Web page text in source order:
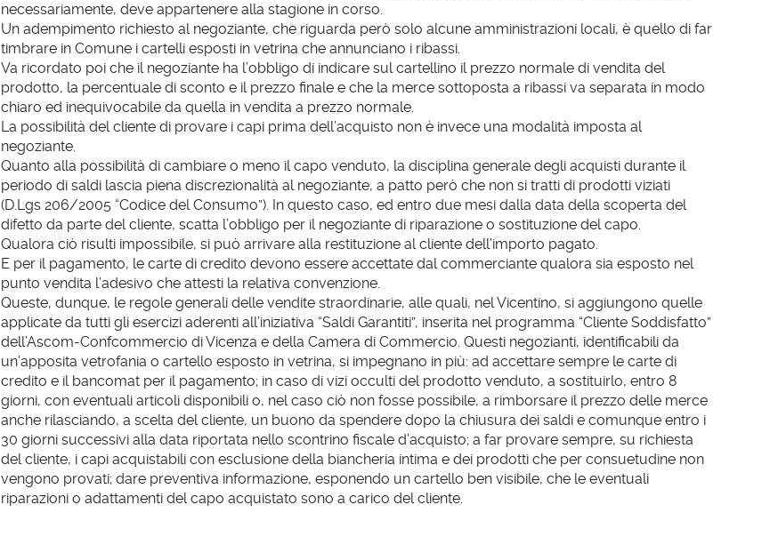
necessariamente, deve appartenere alla stagione in corso.
Un adempimento richiesto al negoziante, che riguarda però solo alcune amministrazioni locali, è quello di far
timbrare in Comune i cartelli esposti in vetrina che annunciano i ribassi.
Va ricordato poi che il negoziante ha l’obbligo di indicare sul cartellino il prezzo normale di vendita del
prodotto, la percentuale di sconto e il prezzo finale e che la merce sottoposta a ribassi va separata in modo
chiaro ed inequivocabile da quella in vendita a prezzo normale.
La possibilità del cliente di provare i capi prima dell’acquisto non è invece una modalità imposta al
negoziante.
Quanto alla possibilità di cambiare o meno il capo venduto, la disciplina generale degli acquisti durante il
periodo di saldi lascia piena discrezionalità al negoziante, a patto però che non si tratti di prodotti viziati
(D.Lgs 206/2005 “Codice del Consumo”). In questo caso, ed entro due mesi dalla data della scoperta del
difetto da parte del cliente, scatta l’obbligo per il negoziante di riparazione o sostituzione del capo.
Qualora ciò risulti impossibile, si può arrivare alla restituzione al cliente dell’importo pagato.
E per il pagamento, le carte di credito devono essere accettate dal commerciante qualora sia esposto nel
punto vendita l’adesivo che attesti la relativa convenzione.
Queste, dunque, le regole generali delle vendite straordinarie, alle quali, nel Vicentino, si aggiungono quelle
applicate da tutti gli esercizi aderenti all’iniziativa “Saldi Garantiti”, inserita nel programma “Cliente Soddisfatto”
dell’Ascom-Confcommercio di Vicenza e della Camera di Commercio. Questi negozianti, identificabili da
un’apposita vetrofania o cartello esposto in vetrina, si impegnano in più: ad accettare sempre le carte di
credito e il bancomat per il pagamento; in caso di vizi occulti del prodotto venduto, a sostituirlo, entro 8
giorni, con eventuali articoli disponibili o, nel caso ciò non fosse possibile, a rimborsare il prezzo delle merce
anche rilasciando, a scelta del cliente, un buono da spendere dopo la chiusura dei saldi e comunque entro i
30 giorni successivi alla data riportata nello scontrino fiscale d’acquisto; a far provare sempre, su richiesta
del cliente, i capi acquistabili con esclusione della biancheria intima e dei prodotti che per consuetudine non
vengono provati; dare preventiva informazione, esponendo un cartello ben visibile, che le eventuali
riparazioni o adattamenti del capo acquistato sono a carico del cliente.